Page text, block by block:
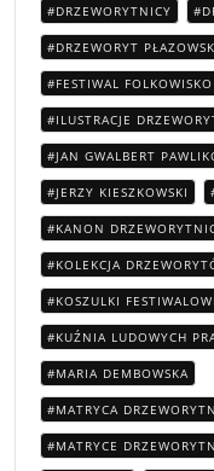
DRZEWORYTNICY
DRZEWORYT
FESTIWAL FOLKOWISKO
ILUSTRACJE
JAN GWALBERT
JERZY KIESZKOWSKI
KANON
KOLEKCJA
KOSZULKI
KUŹNIA LUDOWYCH
MARIA DEMBOWSKA
MATRYCA
MATRYCE